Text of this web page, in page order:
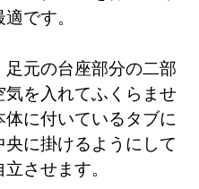
です。
元の台座部分の二部
を入れてふくらませ
に付いているタブに
に掛けるようにして
させます。